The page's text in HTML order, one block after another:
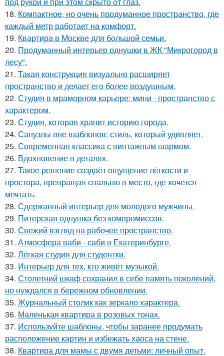
18. Компактное, но очень продуманное пространство, где
каждый метр работает на комфорт.
19. Квартира в Москве для большой семьи.
20. Продуманный интерьер однушки в ЖК "Микрогород в
лесу".
21. Такая конструкция визуально расширяет
пространство и делает его более воздушным.
22. Студия в мраморном карьере: мини - пространство с
характером.
23. Студия, которая хранит историю города.
24. Санузлы вне шаблонов: стиль, который удивляет.
25. Современная классика с винтажным шармом.
26. Вдохновение в деталях.
27. Такое решение создаёт ощущение лёгкости и
простора, превращая спальню в место, где хочется
мечтать.
28. Сдержанный интерьер для молодого мужчины.
29. Питерская однушка без компромиссов.
30. Свежий взгляд на рабочее пространство.
31. Атмосфера ваби - саби в Екатеринбурге.
32. Лёгкая студия для студентки.
33. Интерьер для тех, кто живёт музыкой.
34. Столетний шкаф сохранил в себе память поколений,
но нуждался в бережном обновлении.
35. Журнальный столик как зеркало характера.
36. Маленькая квартира в розовых тонах.
37. Используйте шаблоны, чтобы заранее продумать
расположение картин и избежать хаоса на стене.
38. Квартира для мамы с двумя детьми: личный опыт.